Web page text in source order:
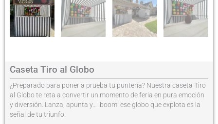
Caseta Tiro al Globo
¿Preparado para poner a prueba tu puntería? Nuestra caseta Tiro
al Globo te reta a convertir un momento de feria en pura emoción
y diversión. Lanza, apunta y… ¡boom! ese globo que explota es la
señal de tu triunfo.